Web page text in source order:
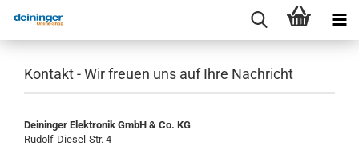
Kontakt - Wir freuen uns auf Ihre Nachricht
Deininger Elektronik GmbH & Co. KG
Rudolf-Diesel-Str. 4